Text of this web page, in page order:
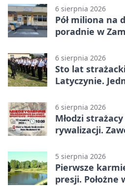
6 sierpnia 2026
Pół miliona na
poradnie w
6 sierpnia 2026
Sto lat
Latyczynie.
6 sierpnia 2026
Młodzi
rywalizacji.
5 sierpnia 2026
Pierwsze
presji. Położne